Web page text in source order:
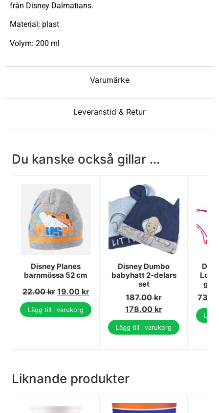
Varumärke
Leveranstid & Retur
från Disney Dalmatians.
Material: plast
Volym: 200 ml
Du kanske också gillar ...
Disney Planes
barnmössa 52 cm
22.00kr 19.00 kr
Lägg till i varukorg
Disney Dumbo
babyhatt 2-delars
set
187.00kr
178.00 kr
Lägg till i varukorg
Liknande produkter